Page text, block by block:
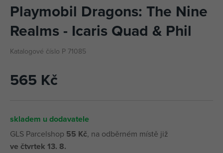
Playmobil Dragons: The Nine
Realms - Icaris Quad & Phil
Katalogové číslo P 71085
565 Kč
skladem u dodavatele
GLS Parcelshop 55 Kč, na odběrném místě již
ve čtvrtek 13. 8.